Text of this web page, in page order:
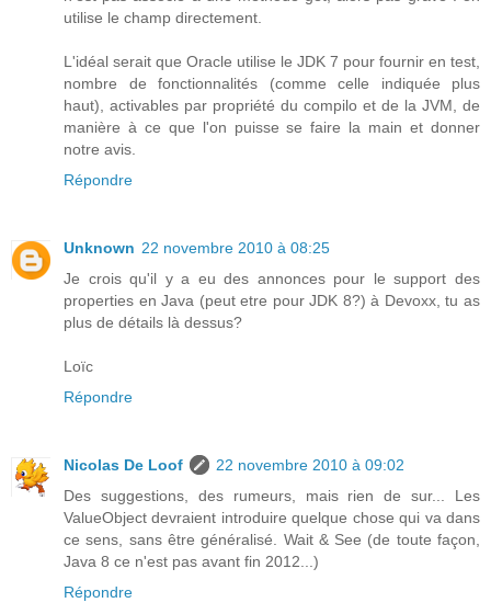
utilise le champ directement.
L'idéal serait que Oracle utilise le JDK 7 pour fournir en test,
nombre de fonctionnalités (comme celle indiquée plus
haut), activables par propriété du compilo et de la JVM, de
manière à ce que l'on puisse se faire la main et donner
notre avis.
Répondre
Unknown 22 novembre 2010 à 08:25
Je crois qu'il y a eu des annonces pour le support des
properties en Java (peut etre pour JDK 8?) à Devoxx, tu as
plus de détails là dessus?
Loïc
Répondre
Nicolas De Loof
22 novembre 2010 à 09:02
Des suggestions, des rumeurs, mais rien de sur... Les
ValueObject devraient introduire quelque chose qui va dans
ce sens, sans être généralisé. Wait & See (de toute façon,
Java 8 ce n'est pas avant fin 2012...)
Répondre